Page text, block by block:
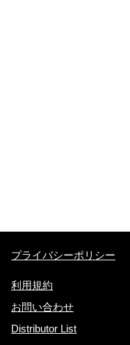
プライバシーポリシー
利用規約
お問い合わせ
Distributor List